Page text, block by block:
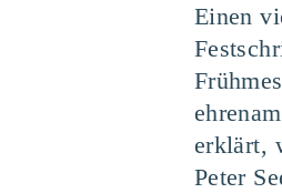
Einen
erklärt,
Peter